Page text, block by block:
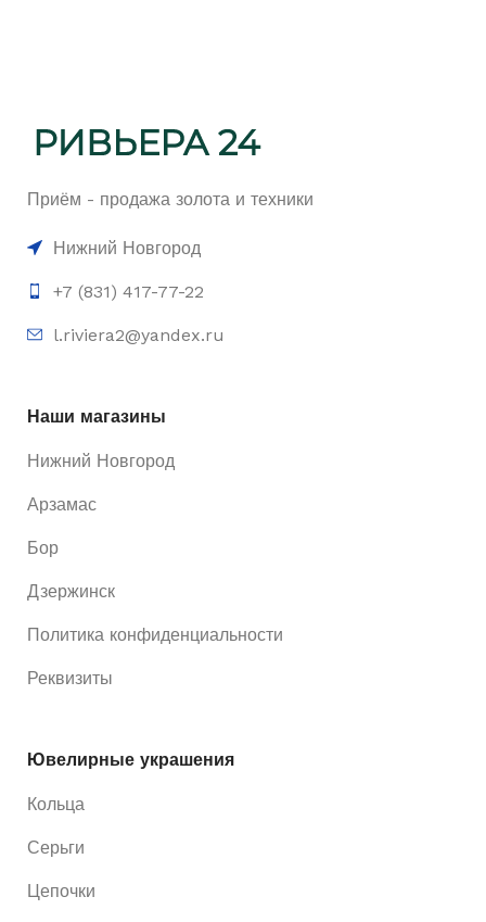
Приём - продажа золота и техники
Нижний Новгород
+7 (831) 417-77-22
l.riviera2@yandex.ru
Наши магазины
Нижний Новгород
Арзамас
Бор
Дзержинск
Политика конфиденциальности
Реквизиты
Ювелирные украшения
Кольца
Серьги
Цепочки